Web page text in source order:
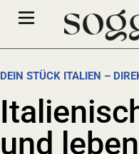
DEIN STÜCK ITALIEN –
und leben